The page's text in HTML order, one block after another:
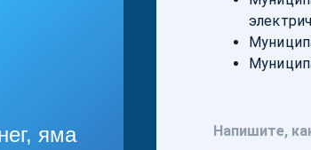
яма